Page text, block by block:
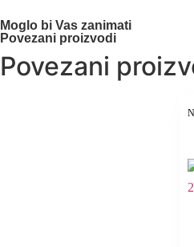
Your
total
0,00 €
Moglo bi Vas zanimati
Povezani proizvodi
Povezani